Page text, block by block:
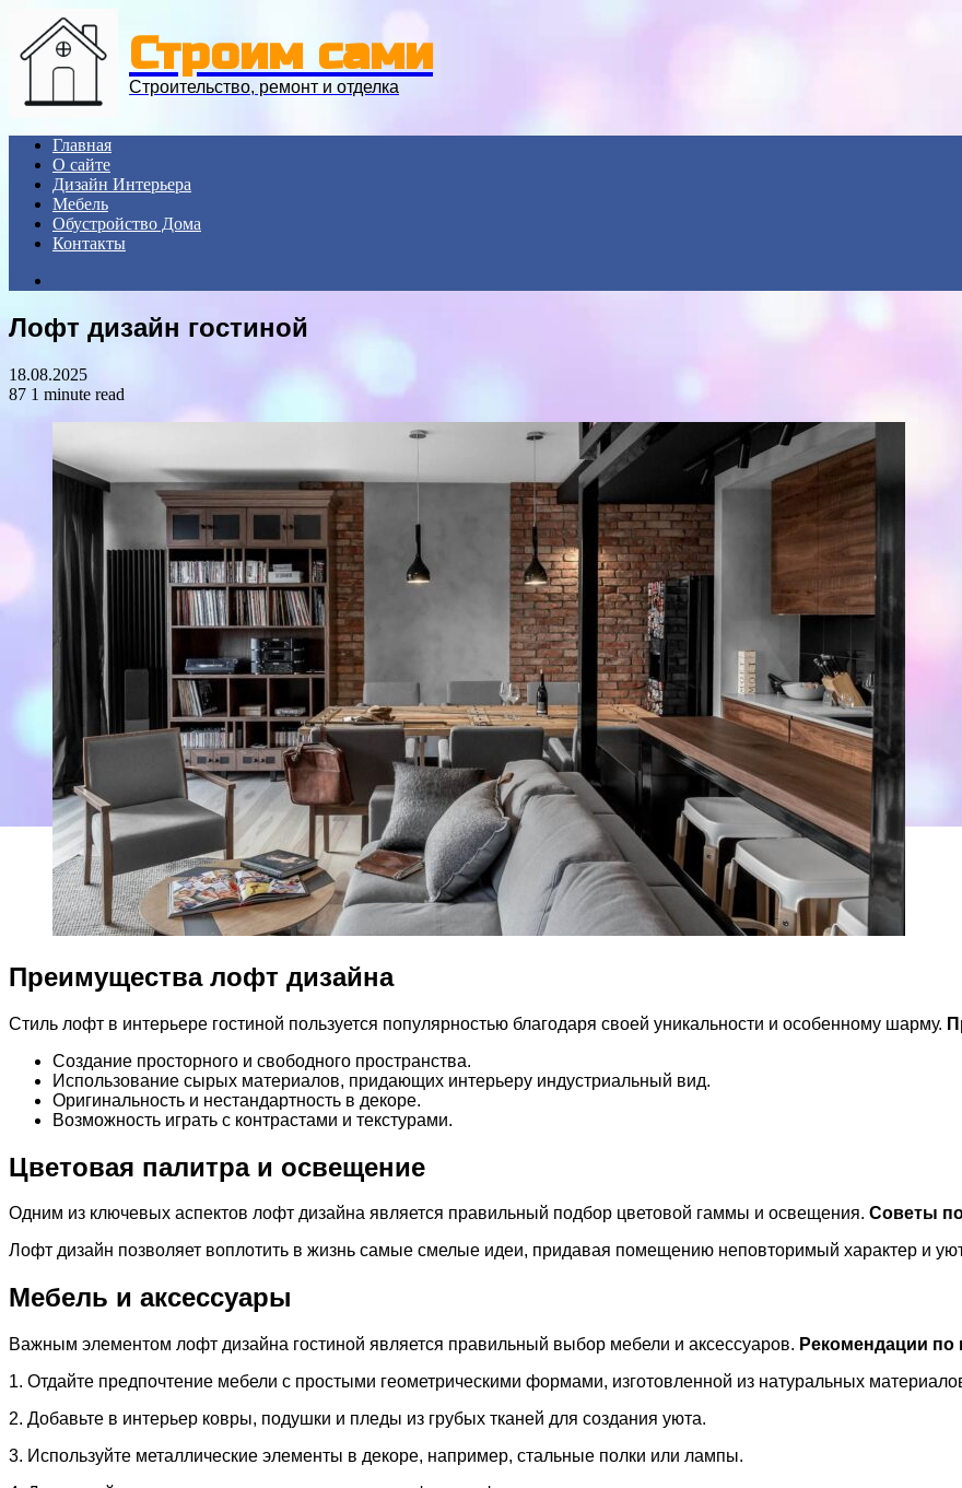
Строим сами
Строительство, ремонт и отделка
Главная
О сайте
Дизайн Интерьера
Мебель
Обустройство Дома
Контакты
Лофт дизайн гостиной
18.08.2025
87 1 minute read
Преимущества лофт дизайна
Стиль лофт в интерьере гостиной пользуется популярностью благодаря своей уникальности и особенному шарму.
Создание просторного и свободного пространства.
Использование сырых материалов, придающих интерьеру индустриальный вид.
Оригинальность и нестандартность в декоре.
Возможность играть с контрастами и текстурами.
Цветовая палитра и освещение
Одним из ключевых аспектов лофт дизайна является правильный подбор цветовой гаммы и освещения. Советы
Лофт дизайн позволяет воплотить в жизнь самые смелые идеи, придавая помещению неповторимый характер и
Мебель и аксессуары
Важным элементом лофт дизайна гостиной является правильный выбор мебели и аксессуаров. Рекомендации по
1. Отдайте предпочтение мебели с простыми геометрическими формами, изготовленной из натуральных
2. Добавьте в интерьер ковры, подушки и пледы из грубых тканей для создания уюта.
3. Используйте металлические элементы в декоре, например, стальные полки или лампы.